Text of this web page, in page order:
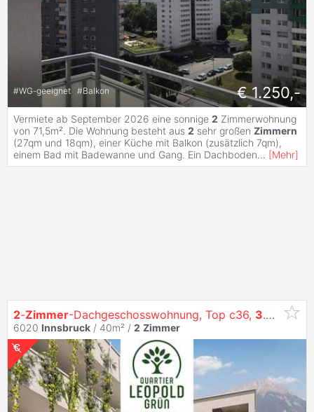
#WG-geeignet #Balkon € 1.250,-
Vermiete ab September 2026 eine sonnige 2 Zimmerwohnung
von 71,5m². Die Wohnung besteht aus 2 sehr großen Zimmern
(27qm und 18qm), einer Küche mit Balkon (zusätzlich 7qm),
einem Bad mit Badewanne und Gang. Ein Dachboden... [Mehr]
2-Zimmer-Dachgeschosswohnung, Top c36, 3.Og,
6020 Innsbruck / 40m² / 2 Zimmer